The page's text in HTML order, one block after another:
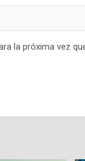
la próxima vez